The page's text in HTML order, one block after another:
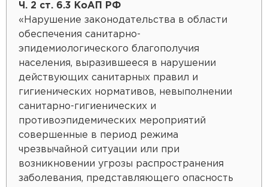
Ч. 2 ст. 6.3 КоАП РФ
«Нарушение законодательства в области
обеспечения санитарно-
эпидемиологического благополучия
населения, выразившееся в нарушении
действующих санитарных правил и
гигиенических нормативов, невыполнении
санитарно-гигиенических и
противоэпидемических мероприятий
совершенные в период режима
чрезвычайной ситуации или при
возникновении угрозы распространения
заболевания, представляющего опасность